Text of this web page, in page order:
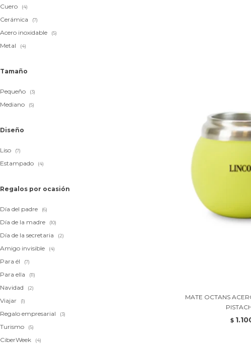
MATE OCTANS
$
Cuero (4)
Cerámica (7)
Acero inoxidable (5)
Metal (4)
Tamaño
Pequeño (3)
Mediano (5)
Diseño
Liso (7)
Estampado (4)
Regalos por ocasión
Día del padre (6)
Día de la madre (10)
Día de la secretaria (2)
Amigo invisible (4)
Para él (7)
Para ella (11)
Navidad (2)
Viajar (1)
Regalo empresarial (3)
Turismo (5)
CiberWeek (4)